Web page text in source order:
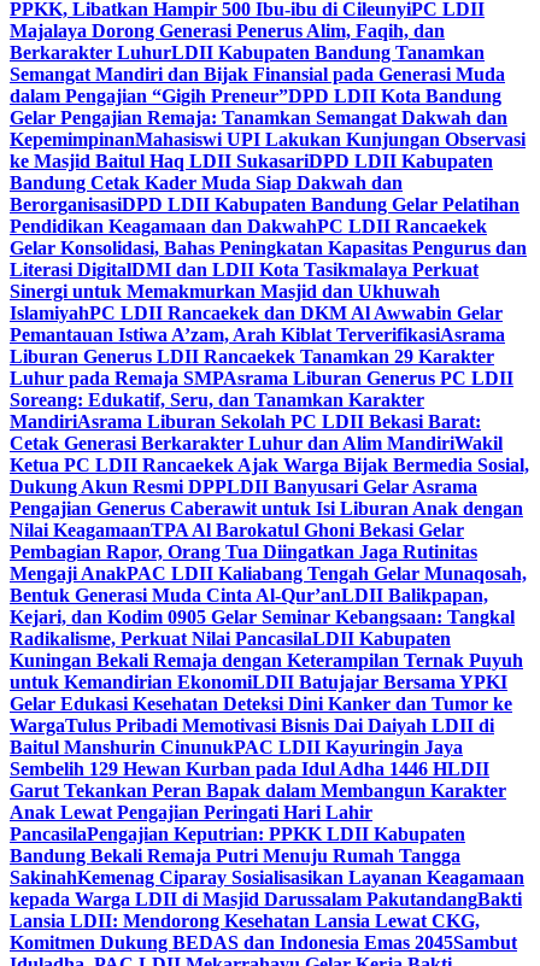
PPKK, Libatkan Hampir 500 Ibu-ibu di CileunyiPC LDII
Majalaya Dorong Generasi Penerus Alim, Faqih, dan
Berkarakter LuhurLDII Kabupaten Bandung Tanamkan
Semangat Mandiri dan Bijak Finansial pada Generasi Muda
dalam Pengajian “Gigih Preneur”DPD LDII Kota Bandung
Gelar Pengajian Remaja: Tanamkan Semangat Dakwah dan
KepemimpinanMahasiswi UPI Lakukan Kunjungan Observasi
ke Masjid Baitul Haq LDII SukasariDPD LDII Kabupaten
Bandung Cetak Kader Muda Siap Dakwah dan
BerorganisasiDPD LDII Kabupaten Bandung Gelar Pelatihan
Pendidikan Keagamaan dan DakwahPC LDII Rancaekek
Gelar Konsolidasi, Bahas Peningkatan Kapasitas Pengurus dan
Literasi DigitalDMI dan LDII Kota Tasikmalaya Perkuat
Sinergi untuk Memakmurkan Masjid dan Ukhuwah
IslamiyahPC LDII Rancaekek dan DKM Al Awwabin Gelar
Pemantauan Istiwa A’zam, Arah Kiblat TerverifikasiAsrama
Liburan Generus LDII Rancaekek Tanamkan 29 Karakter
Luhur pada Remaja SMPAsrama Liburan Generus PC LDII
Soreang: Edukatif, Seru, dan Tanamkan Karakter
MandiriAsrama Liburan Sekolah PC LDII Bekasi Barat:
Cetak Generasi Berkarakter Luhur dan Alim MandiriWakil
Ketua PC LDII Rancaekek Ajak Warga Bijak Bermedia Sosial,
Dukung Akun Resmi DPPLDII Banyusari Gelar Asrama
Pengajian Generus Caberawit untuk Isi Liburan Anak dengan
Nilai KeagamaanTPA Al Barokatul Ghoni Bekasi Gelar
Pembagian Rapor, Orang Tua Diingatkan Jaga Rutinitas
Mengaji AnakPAC LDII Kaliabang Tengah Gelar Munaqosah,
Bentuk Generasi Muda Cinta Al-Qur’anLDII Balikpapan,
Kejari, dan Kodim 0905 Gelar Seminar Kebangsaan: Tangkal
Radikalisme, Perkuat Nilai PancasilaLDII Kabupaten
Kuningan Bekali Remaja dengan Keterampilan Ternak Puyuh
untuk Kemandirian EkonomiLDII Batujajar Bersama YPKI
Gelar Edukasi Kesehatan Deteksi Dini Kanker dan Tumor ke
WargaTulus Pribadi Memotivasi Bisnis Dai Daiyah LDII di
Baitul Manshurin CinunukPAC LDII Kayuringin Jaya
Sembelih 129 Hewan Kurban pada Idul Adha 1446 HLDII
Garut Tekankan Peran Bapak dalam Membangun Karakter
Anak Lewat Pengajian Peringati Hari Lahir
PancasilaPengajian Keputrian: PPKK LDII Kabupaten
Bandung Bekali Remaja Putri Menuju Rumah Tangga
SakinahKemenag Ciparay Sosialisasikan Layanan Keagamaan
kepada Warga LDII di Masjid Darussalam PakutandangBakti
Lansia LDII: Mendorong Kesehatan Lansia Lewat CKG,
Komitmen Dukung BEDAS dan Indonesia Emas 2045Sambut